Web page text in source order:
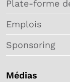
Plate-forme
Emplois
Sponsoring
Médias